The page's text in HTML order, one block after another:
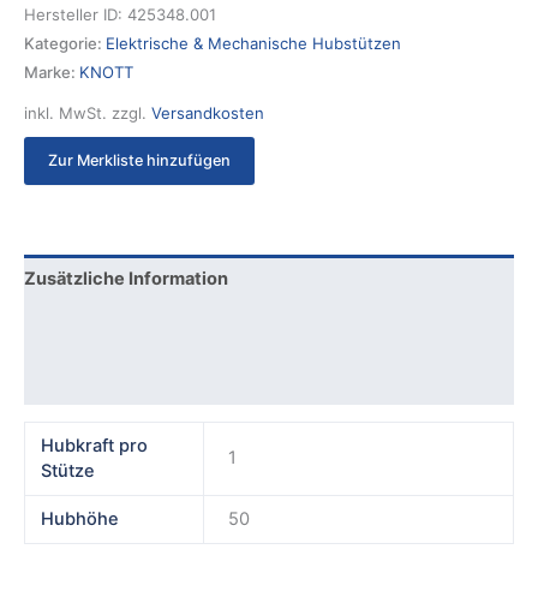
Hersteller ID: 425348.001
Kategorie: Elektrische & Mechanische Hubstützen
Marke: KNOTT
inkl. MwSt. zzgl. Versandkosten
Zur Merkliste hinzufügen
Zusätzliche Information
Hubkraft pro
Stütze
1
Hubhöhe 50